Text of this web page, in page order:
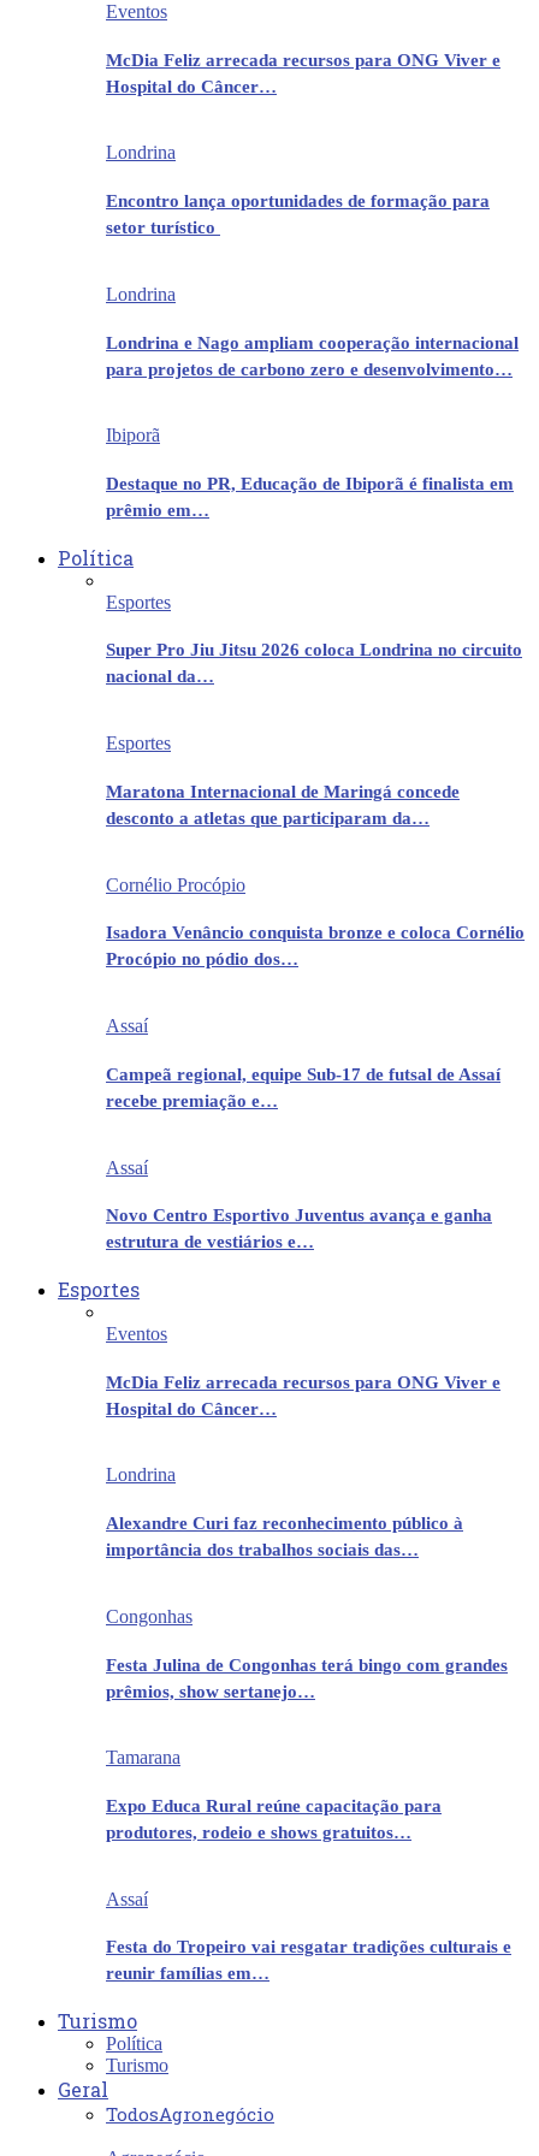
Eventos
McDia Feliz arrecada recursos para ONG Viver e
Hospital do Câncer…
Londrina
Encontro lança oportunidades de formação para
setor turístico
Londrina
Londrina e Nago ampliam cooperação internacional
para projetos de carbono zero e desenvolvimento…
Ibiporã
Destaque no PR, Educação de Ibiporã é finalista em
prêmio em…
Política
Esportes
Super Pro Jiu Jitsu 2026 coloca Londrina no circuito
nacional da…
Esportes
Maratona Internacional de Maringá concede
desconto a atletas que participaram da…
Cornélio Procópio
Isadora Venâncio conquista bronze e coloca Cornélio
Procópio no pódio dos…
Assaí
Campeã regional, equipe Sub-17 de futsal de Assaí
recebe premiação e…
Assaí
Novo Centro Esportivo Juventus avança e ganha
estrutura de vestiários e…
Esportes
Eventos
McDia Feliz arrecada recursos para ONG Viver e
Hospital do Câncer…
Londrina
Alexandre Curi faz reconhecimento público à
importância dos trabalhos sociais das…
Congonhas
Festa Julina de Congonhas terá bingo com grandes
prêmios, show sertanejo…
Tamarana
Expo Educa Rural reúne capacitação para
produtores, rodeio e shows gratuitos…
Assaí
Festa do Tropeiro vai resgatar tradições culturais e
reunir famílias em…
Turismo
Política
Turismo
Geral
TodosAgronegócio